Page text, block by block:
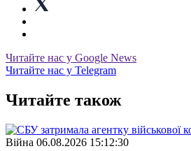
Читайте нас у Google News
Читайте нас у Telegram
Читайте також
Війна 06.08.2026 15:12:30